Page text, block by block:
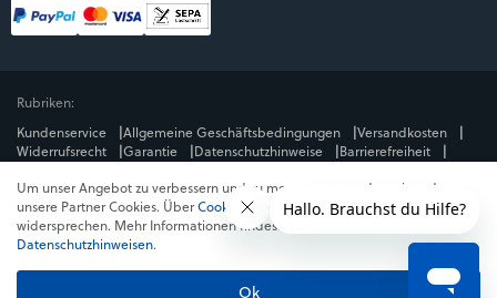
Rubriken:
Kundenservice
Allgemeine Geschäftsbedingungen
Versandkosten
Widerrufsrecht
Garantie Datenschutzhinweise
Barrierefreiheit
Mediengruppe:
GameStar
GamePro MeinMMO Get Hero
Jeuxvideo.com
© Webedia - alle Rechte vorbehalten
* Alle Preise enthalten die jeweilige Mehrwertsteuer. Gegebenenfalls fallen
an. Preise in Österreich und der Schweiz können abweichen.
Um unser Angebot zu verbessern und zu messen, verwenden wir und
unsere Partner Cookies. ÜberCookies ablehnenkannst du dem
widersprechen. Mehr Informationen findest du in unseren
Datenschutzhinweisen.
Ok